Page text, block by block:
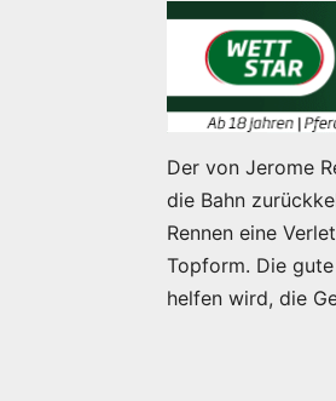
Der von Jerome
die Bahn
Rennen eine
Topform. Die
helfen wird, die